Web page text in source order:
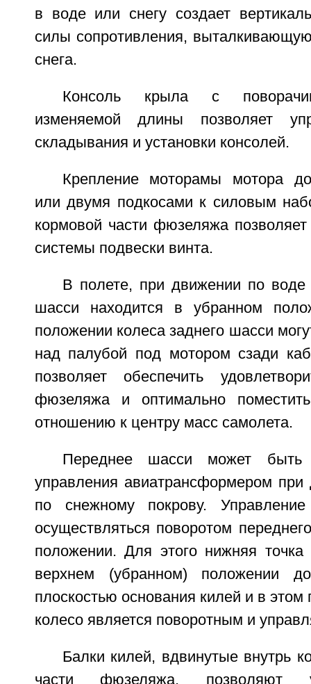
в воде или снегу создает
силы сопротивления,
снега.
Консоль крыла с
изменяемой длины позволяет
складывания и установки консолей.
Крепление моторамы мотора
или двумя подкосами к силовым
кормовой части фюзеляжа позволяет
системы подвески винта.
В полете, при движении по воде
шасси находится в убранном
положении колеса заднего шасси
над палубой под мотором сзади
позволяет обеспечить
фюзеляжа и оптимально
отношению к центру масс самолета.
Переднее шасси может быть
управления авиатрансформером
по снежному покрову.
осуществляться поворотом
положении. Для этого нижняя точка
верхнем (убранном) положении
плоскостью основания килей и в
колесо является поворотным и
Балки килей, вдвинутые внутрь
части фюзеляжа, позволяют